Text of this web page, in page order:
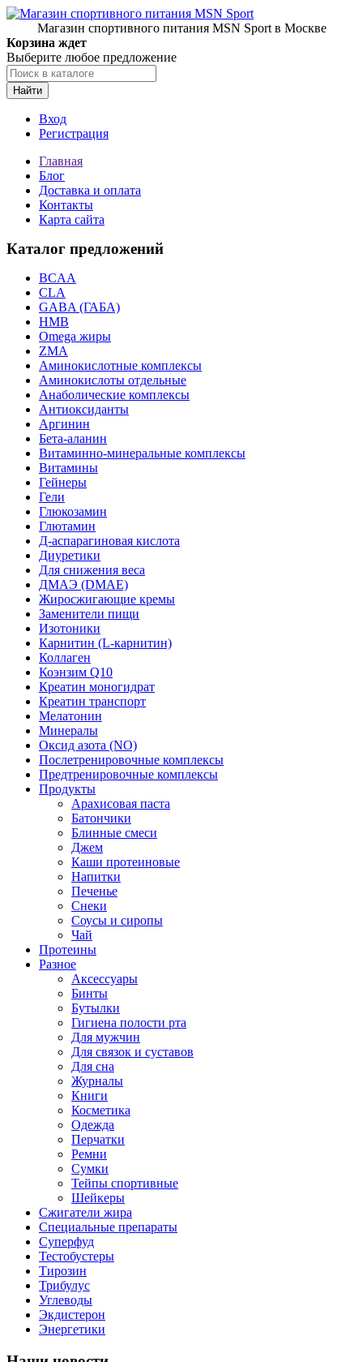
Магазин спортивного питания MSN Sport в Москве
Корзина ждет
Выберите любое предложение
Найти
Вход
Регистрация
Главная
Блог
Доставка и оплата
Контакты
Карта сайта
Каталог предложений
BCAA
CLA
GABA (ГАБА)
HMB
Omega жиры
ZMA
Аминокислотные комплексы
Аминокислоты отдельные
Анаболические комплексы
Антиоксиданты
Аргинин
Бета-аланин
Витаминно-минеральные комплексы
Витамины
Гейнеры
Гели
Глюкозамин
Глютамин
Д-аспарагиновая кислота
Диуретики
Для снижения веса
ДМАЭ (DMAE)
Жиросжигающие кремы
Заменители пищи
Изотоники
Карнитин (L-карнитин)
Коллаген
Коэнзим Q10
Креатин моногидрат
Креатин транспорт
Мелатонин
Минералы
Оксид азота (NO)
Послетренировочные комплексы
Предтренировочные комплексы
Продукты
Арахисовая паста
Батончики
Блинные смеси
Джем
Каши протеиновые
Напитки
Печенье
Снеки
Соусы и сиропы
Чай
Протеины
Разное
Аксессуары
Бинты
Бутылки
Гигиена полости рта
Для мужчин
Для связок и суставов
Для сна
Журналы
Книги
Косметика
Одежда
Перчатки
Ремни
Сумки
Тейпы спортивные
Шейкеры
Сжигатели жира
Специальные препараты
Суперфуд
Тестобустеры
Тирозин
Трибулус
Углеводы
Экдистерон
Энергетики